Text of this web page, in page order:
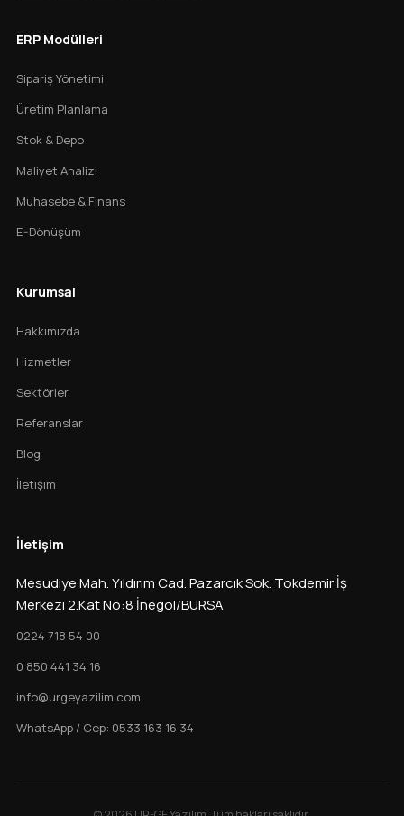
ERP Modülleri
Sipariş Yönetimi
Üretim Planlama
Stok & Depo
Maliyet Analizi
Muhasebe & Finans
E-Dönüşüm
Kurumsal
Hakkımızda
Hizmetler
Sektörler
Referanslar
Blog
İletişim
İletişim
Mesudiye Mah. Yıldırım Cad. Pazarcık Sok. Tokdemir İş
Merkezi 2.Kat No:8 İnegöl/BURSA
0224 718 54 00
0 850 441 34 16
info@urgeyazilim.com
WhatsApp / Cep: 0533 163 16 34